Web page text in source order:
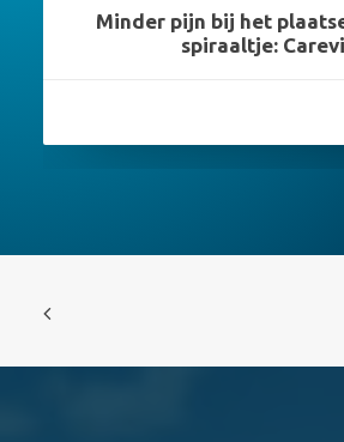
Minder pijn bij het
spiraaltje: